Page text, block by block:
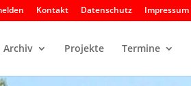
Kontakt Datenschutz Impressum
Archiv Projekte Termine